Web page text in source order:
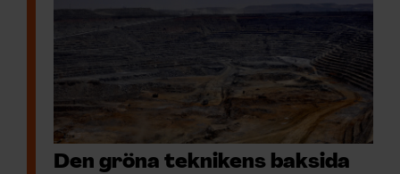
Den gröna teknikens baksida